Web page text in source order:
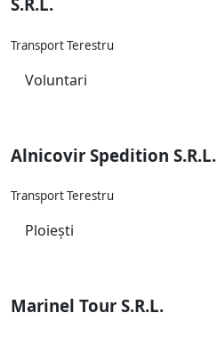
Transport Terestru
Voluntari
Alnicovir Spedition S.R.L.
Transport Terestru
Ploiești
Marinel Tour S.R.L.